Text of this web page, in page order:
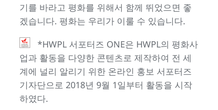
기를 바라고 평화를 위해서 함께 뛰었으면 좋
겠습니다. 평화는 우리가 이룰 수 있습니다.
*HWPL 서포터즈 ONE은 HWPL의 평화사
업과 활동을 다양한 콘텐츠로 제작하여 전 세
계에 널리 알리기 위한 온라인 홍보 서포터즈
기자단으로 2018년 9월 1일부터 활동을 시작
하였다.